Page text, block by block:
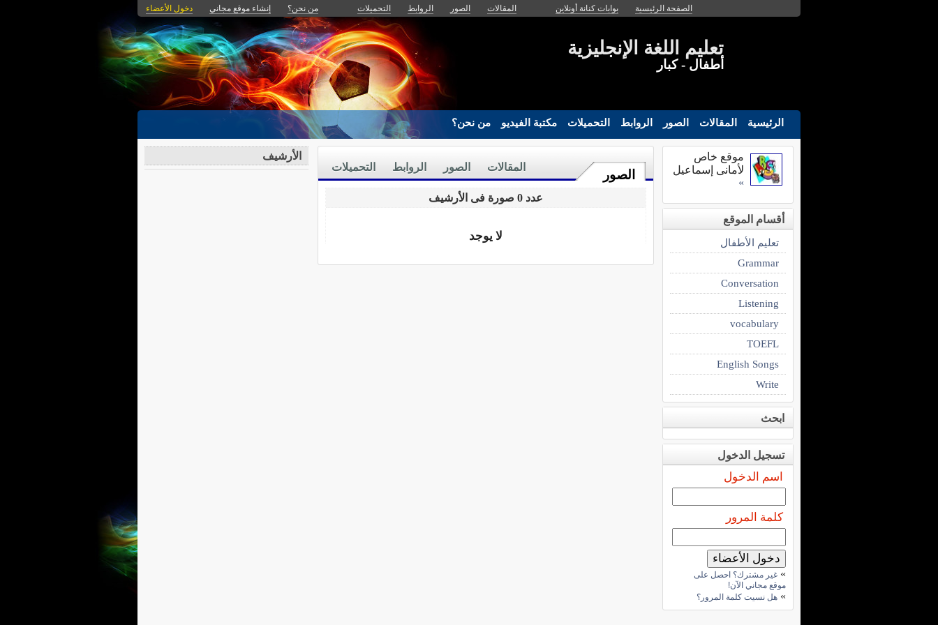
الصفحة الرئيسية بوابات كنانة أونلاين المقالات الصور الروابط التحميلات من نحن؟ إنشاء موقع مجاني دخول الأعضاء
تعليم اللغة الإنجليزية
أطفال - كبار
الرئيسية المقالات الصور الروابط التحميلات مكتبة الفيديو من نحن؟
الصور
التحميلات الروابط الصور المقالات
عدد 0 صورة فى الأرشيف
لا يوجد
موقع خاص
لأمانى إسماعيل
»
أقسام الموقع
تعليم الأطفال
Grammar
Conversation
Listening
vocabulary
TOEFL
English Songs
Write
ابحث
تسجيل الدخول
اسم الدخول
كلمة المرور
» غير مشترك؟ احصل على
موقع مجاني الآن!
» هل نسيت كلمة المرور؟
الأرشيف